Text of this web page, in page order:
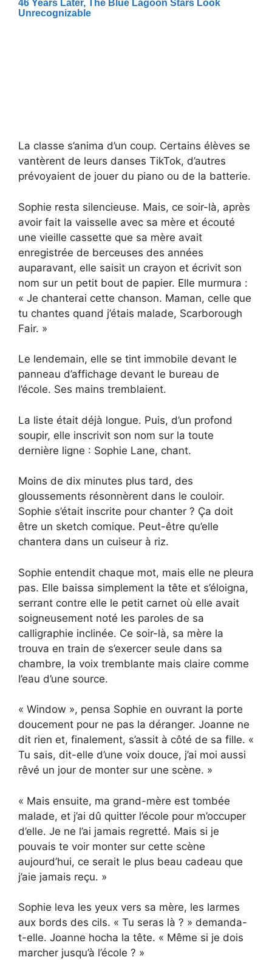
La classe s’anima d’un coup. Certains élèves se
vantèrent de leurs danses TikTok, d’autres
prévoyaient de jouer du piano ou de la batterie.
Sophie resta silencieuse. Mais, ce soir-là, après
avoir fait la vaisselle avec sa mère et écouté
une vieille cassette que sa mère avait
enregistrée de berceuses des années
auparavant, elle saisit un crayon et écrivit son
nom sur un petit bout de papier. Elle murmura :
« Je chanterai cette chanson. Maman, celle que
tu chantes quand j’étais malade, Scarborough
Fair. »
Le lendemain, elle se tint immobile devant le
panneau d’affichage devant le bureau de
l’école. Ses mains tremblaient.
La liste était déjà longue. Puis, d’un profond
soupir, elle inscrivit son nom sur la toute
dernière ligne : Sophie Lane, chant.
Moins de dix minutes plus tard, des
gloussements résonnèrent dans le couloir.
Sophie s’était inscrite pour chanter ? Ça doit
être un sketch comique. Peut-être qu’elle
chantera dans un cuiseur à riz.
Sophie entendit chaque mot, mais elle ne pleura
pas. Elle baissa simplement la tête et s’éloigna,
serrant contre elle le petit carnet où elle avait
soigneusement noté les paroles de sa
calligraphie inclinée. Ce soir-là, sa mère la
trouva en train de s’exercer seule dans sa
chambre, la voix tremblante mais claire comme
l’eau d’une source.
« Window », pensa Sophie en ouvrant la porte
doucement pour ne pas la déranger. Joanne ne
dit rien et, finalement, s’assit à côté de sa fille. «
Tu sais, dit-elle d’une voix douce, j’ai moi aussi
rêvé un jour de monter sur une scène. »
« Mais ensuite, ma grand-mère est tombée
malade, et j’ai dû quitter l’école pour m’occuper
d’elle. Je ne l’ai jamais regretté. Mais si je
pouvais te voir monter sur cette scène
aujourd’hui, ce serait le plus beau cadeau que
j’aie jamais reçu. »
Sophie leva les yeux vers sa mère, les larmes
aux bords des cils. « Tu seras là ? » demanda-
t-elle. Joanne hocha la tête. « Même si je dois
marcher jusqu’à l’école ? »